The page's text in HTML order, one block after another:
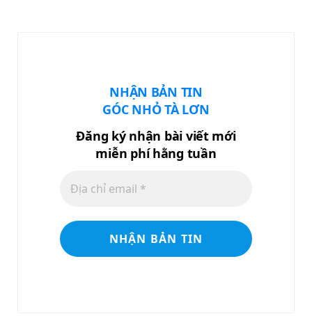
NHẬN BẢN TIN
GÓC NHỎ TÀ LƠN
Đăng ký nhận bài viết mới
miễn phí hằng tuần